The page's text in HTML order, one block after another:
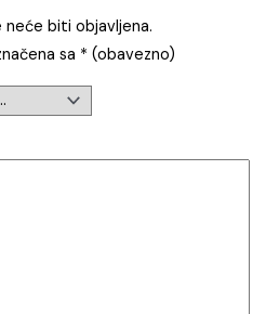
biti objavljena.
sa * (obavezno)